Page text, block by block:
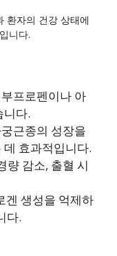
환자의 건강 상태에
니다.
프로펜이나 아
니다.
근종의 성장을
효과적입니다.
량 감소, 출혈 시
겐 생성을 억제하
다.